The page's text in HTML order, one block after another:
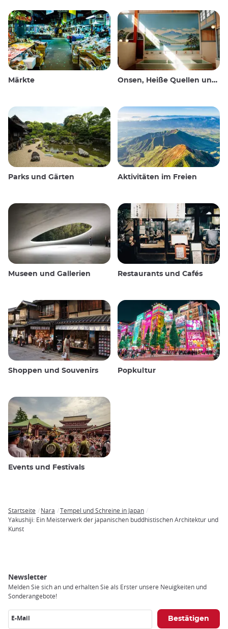
Märkte Onsen, Heiße Quellen und öffentliche Bäder
Parks und Gärten Aktivitäten im Freien
Museen und Gallerien Restaurants und Cafés
Shoppen und Souvenirs Popkultur
Events und Festivals
Breadcrumb
Startseite Nara
Tempel und Schreine in Japan
Yakushiji: Ein Meisterwerk der japanischen buddhistischen Architektur und
Kunst
Newsletter
Melden Sie sich an und erhalten Sie als Erster unsere Neuigkeiten und
Sonderangebote!
E-Mail